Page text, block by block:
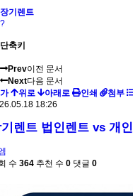
장기렌트
?
단축키
Prev이전 문서
Next다음 문서
가
위로 아래로 인쇄 첨부
18:26
렌트 법인렌트 vs 개
수 364 추천 수 0 댓글 0